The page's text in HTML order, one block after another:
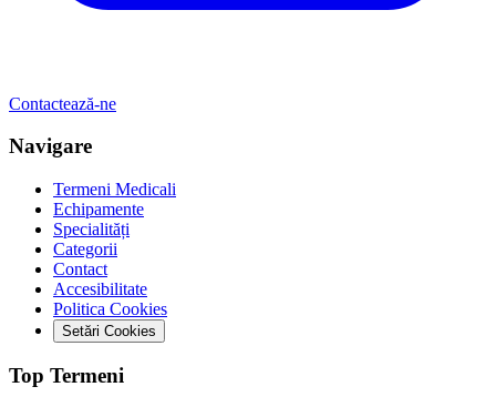
Contactează-ne
Navigare
Termeni Medicali
Echipamente
Specialități
Categorii
Contact
Accesibilitate
Politica Cookies
Setări Cookies
Top Termeni